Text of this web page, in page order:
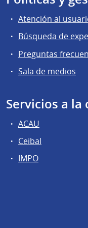
Atención al
Búsqueda de
Preguntas
Sala de medios
Servicios a la
ACAU
Ceibal
IMPO